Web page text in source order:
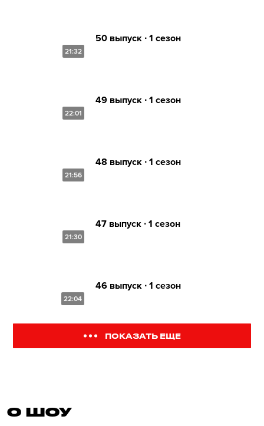
21:32
50 выпуск ∙ 1 сезон
22:01
49 выпуск ∙ 1 сезон
21:56
48 выпуск ∙ 1 сезон
21:30
47 выпуск ∙ 1 сезон
22:04
46 выпуск ∙ 1 сезон
ПОКАЗАТЬ ЕЩЕ
О ШОУ